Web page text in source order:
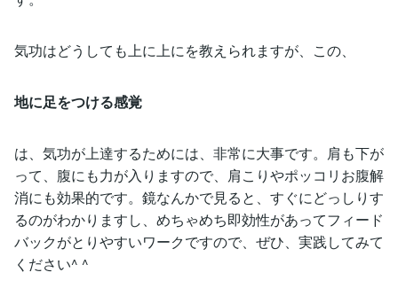
気功はどうしても上に上にを教えられますが、この、
地に足をつける感覚
は、気功が上達するためには、非常に大事です。肩も下が
って、腹にも力が入りますので、肩こりやポッコリお腹解
消にも効果的です。鏡なんかで見ると、すぐにどっしりす
るのがわかりますし、めちゃめち即効性があってフィード
バックがとりやすいワークですので、ぜひ、実践してみて
ください^ ^